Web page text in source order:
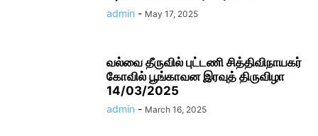
admin - May 17, 2025
வல்வை தீருவில் புட்டணி சித்திவிநாயகர்
கோவில் பூங்காவன இரவுத் திருவிழா
14/03/2025
admin - March 16, 2025